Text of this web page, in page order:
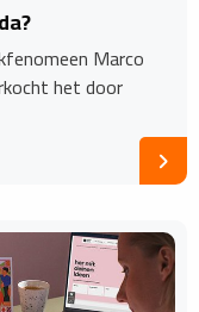
Marco
het door